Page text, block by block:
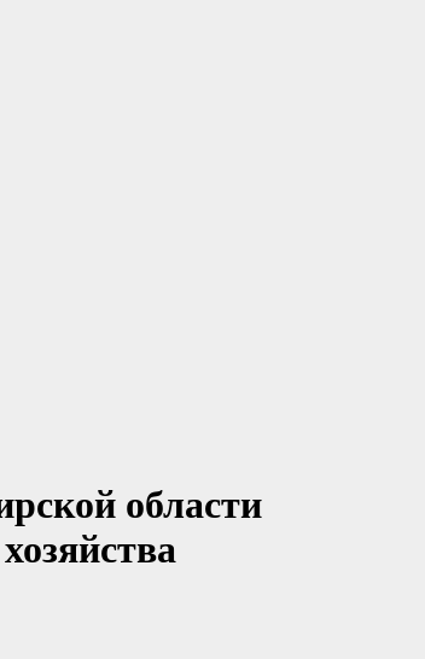
области